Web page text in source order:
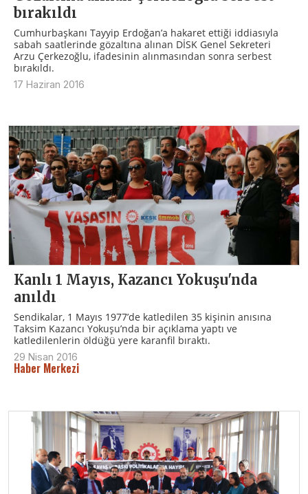
bırakıldı
Cumhurbaşkanı Tayyip Erdoğan’a hakaret ettiği iddiasıyla
sabah saatlerinde gözaltına alınan DİSK Genel Sekreteri
Arzu Çerkezoğlu, ifadesinin alınmasından sonra serbest
bırakıldı.
17 Haziran 2016
Kanlı 1 Mayıs, Kazancı Yokuşu'nda
anıldı
Sendikalar, 1 Mayıs 1977’de katledilen 35 kişinin anısına
Taksim Kazancı Yokuşu’nda bir açıklama yaptı ve
katledilenlerin öldüğü yere karanfil bıraktı.
29 Nisan 2016
Haber Merkezi